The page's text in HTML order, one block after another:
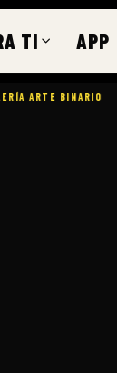
TI APP
ARTE BINARIO